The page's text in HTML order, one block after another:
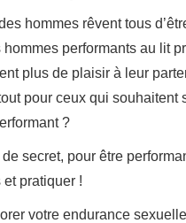
hommes rêvent tous
hommes performants au lit
plus de plaisir à leur
pour ceux qui souhaitent
?
de secret, pour être
pratiquer !
votre endurance